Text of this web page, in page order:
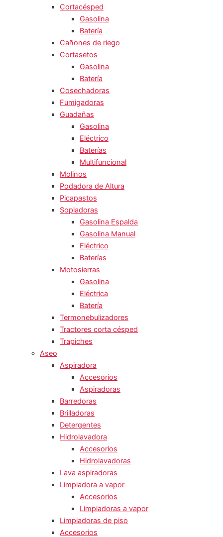
Cortacésped
Gasolina
Batería
Cañones de riego
Cortasetos
Gasolina
Batería
Cosechadoras
Fumigadoras
Guadañas
Gasolina
Eléctrico
Baterías
Multifuncional
Molinos
Podadora de Altura
Picapastos
Sopladoras
Gasolina Espalda
Gasolina Manual
Eléctrico
Baterías
Motosierras
Gasolina
Eléctrica
Batería
Termonebulizadores
Tractores corta césped
Trapiches
Aseo
Aspiradora
Accesorios
Aspiradoras
Barredoras
Brilladoras
Detergentes
Hidrolavadora
Accesorios
Hidrolavadoras
Lava aspiradoras
Limpiadora a vapor
Accesorios
Limpiadoras a vapor
Limpiadoras de piso
Accesorios